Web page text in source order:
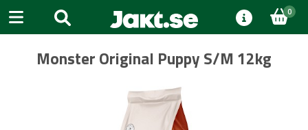
0
Monster Original Puppy S/M 12kg